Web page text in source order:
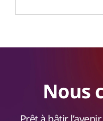
Nous